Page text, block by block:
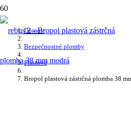
Domov
Bezpečnostné plomby
Plastové
Bropol plastová zástrčná plomba 38